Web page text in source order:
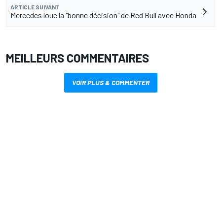
ARTICLE SUIVANT
Mercedes loue la "bonne décision" de Red Bull avec Honda
MEILLEURS COMMENTAIRES
VOIR PLUS & COMMENTER